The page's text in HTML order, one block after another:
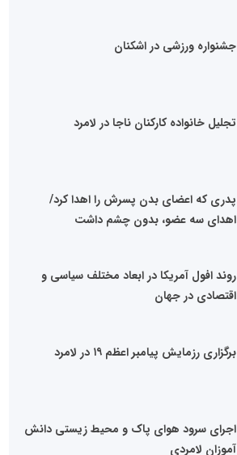
جشنواره ورزشی در اشکنان
تجلیل خانواده کارکنان ناجا در لامرد
پدری که اعضای بدن پسرش را اهدا کرد/
اهدای سه عضو، بدون چشم داشت
روند افول آمریکا در ابعاد مختلف سیاسی و
اقتصادی در جهان
برگزاری رزمایش پیامبر اعظم ۱۹ در لامرد
اجرای سرود هوای پاک و محیط زیستی دانش
آموزان لامردی